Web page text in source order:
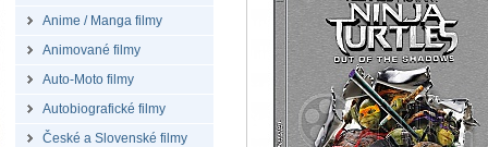
Anime / Manga filmy
Animované filmy
Auto-Moto filmy
Autobiografické filmy
České a Slovenské filmy